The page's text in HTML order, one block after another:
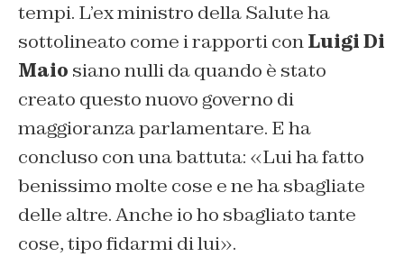
tempi. L’ex ministro della Salute ha
sottolineato come i rapporti conLuigi Di
Maio siano nulli da quando è stato
creato questo nuovo governo di
maggioranza parlamentare. E ha
concluso con una battuta: «Lui ha fatto
benissimo molte cose e ne ha sbagliate
delle altre. Anche io ho sbagliato tante
cose, tipo fidarmi di lui».